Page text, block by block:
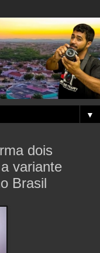
▼
dois
variante
Brasil